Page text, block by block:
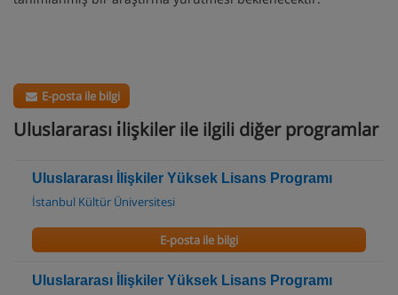
E-posta ile bilgi
Uluslararası i̇lişkiler ile ilgili diğer programlar
Uluslararası İlişkiler Yüksek Lisans Programı
İstanbul Kültür Üniversitesi
E-posta ile bilgi
Uluslararası İlişkiler Yüksek Lisans Programı